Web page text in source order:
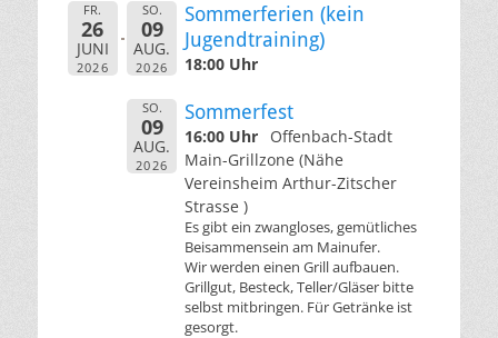
FR.
26
JUNI
2026
SO.
09
AUG.
2026
Sommerferien (kein
Jugendtraining)
18:00 Uhr
SO.
09
AUG.
2026
Sommerfest
16:00 Uhr
Offenbach-Stadt
Main-Grillzone (Nähe
Vereinsheim Arthur-Zitscher
Strasse )
Es gibt ein zwangloses, gemütliches
Beisammensein am Mainufer.
Wir werden einen Grill aufbauen.
Grillgut, Besteck, Teller/Gläser bitte
selbst mitbringen. Für Getränke ist
gesorgt.